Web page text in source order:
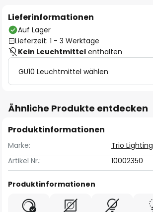
Lieferinformationen
Auf Lager
Lieferzeit: 1 - 3 Werktage
Kein Leuchtmittel enthalten
GU10 Leuchtmittel wählen
Ähnliche Produkte entdecken
Produktinformationen
Marke:
Trio Lighting
Artikel Nr.:
10002350
Produktinformationen